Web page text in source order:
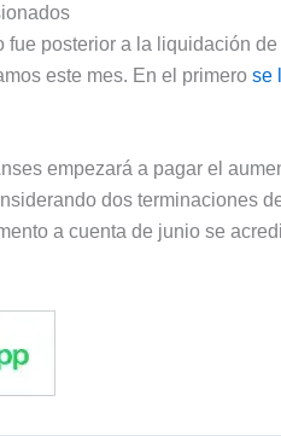
fue posterior a la liquidación
este mes. En el primero se
empezará a pagar el
dos terminaciones
a cuenta de junio se